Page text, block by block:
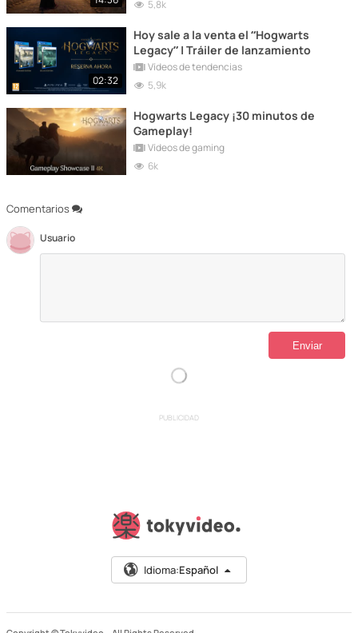
Comentarios
Usuario
5,8k
02:32
Hoy sale a la venta el “Hogwarts
Legacy” | Tráiler de lanzamiento
Vídeos de tendencias
5,9k
Hogwarts Legacy ¡30 minutos de
Gameplay!
Vídeos de gaming
6k
PUBLICIDAD
Idioma:Español